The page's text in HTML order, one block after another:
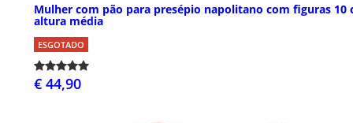
Mulher com pão para presépio napolitano com figuras 10
altura média
ESGOTADO
€ 44,90